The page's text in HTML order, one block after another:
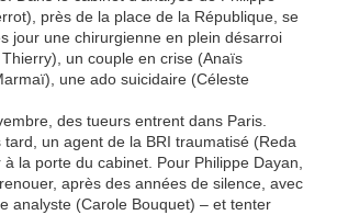
près de la place de la République, se
jour une chirurgienne en plein désarroi
un couple en crise (Anaïs
une ado suicidaire (Céleste
des tueurs entrent dans Paris.
un agent de la BRI traumatisé (Reda
la porte du cabinet. Pour Philippe Dayan,
après des années de silence, avec
analyste (Carole Bouquet) – et tenter